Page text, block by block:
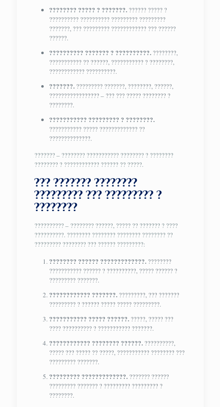
???????? ????? ? ???????.?????? ????? ?
?????????? ?????????? ????????? ?????????
???????, ??? ????????? ???????????? ??? ??????
??????.
?????????? ??????? ? ??????????.????????,
??????????? ?? ??????, ??????????? ? ????????,
???????????? ??????????.
???????.????????? ???????, ????????, ??????,
????????????????? – ??? ??? ????? ???????? ?
????????.
??????????? ????????? ? ????????.
??????????? ????? ????????????? ??
??????????????.
??????? – ???????? ??????????? ???????? ? ????????
???????? ? ???????????? ?????? ?? ?????.
??? ??????? ????????
????????? ??? ????????? ?
????????
?????????? – ???????? ??????, ????? ?? ??????? ? ????
??????????. ???????? ???????? ???????? ???????? ??
????????? ???????? ??? ?????? ?????????:
???????? ?????? ?????????????.????????
??????????? ?????? ? ??????????, ????? ?????? ?
????????? ???????.
???????????? ???????.?????????, ??? ???????
????????? ? ?????? ????? ????? ?????????.
??????????? ????? ??????.?????, ????? ???
???? ?????????? ? ??????????? ???????.
???????????? ???????? ??????.??????????,
????? ??? ????? ?? ?????, ??????????? ???????? ???
????????? ???????.
????????? ?????????????.??????? ??????
????????? ??????? ? ????????? ????????? ?
????????.